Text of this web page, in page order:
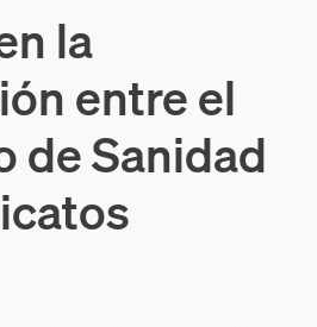
la
entre el
de Sanidad